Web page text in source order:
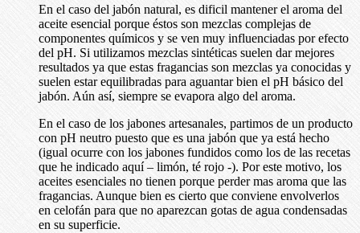
En el caso del jabón natural, es dificil mantener el aroma del
aceite esencial porque éstos son mezclas complejas de
componentes químicos y se ven muy influenciadas por efecto
del pH. Si utilizamos mezclas sintéticas suelen dar mejores
resultados ya que estas fragancias son mezclas ya conocidas y
suelen estar equilibradas para aguantar bien el pH básico del
jabón. Aún así, siempre se evapora algo del aroma.
En el caso de los jabones artesanales, partimos de un producto
con pH neutro puesto que es una jabón que ya está hecho
(igual ocurre con los jabones fundidos como los de las recetas
que he indicado aquí – limón, té rojo -). Por este motivo, los
aceites esenciales no tienen porque perder mas aroma que las
fragancias. Aunque bien es cierto que conviene envolverlos
en celofán para que no aparezcan gotas de agua condensadas
en su superficie.